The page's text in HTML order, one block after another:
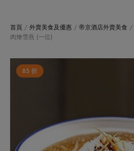
首頁 / 外賣美食及優惠 / 帝京酒店外賣美食 /
肉燴雪燕 (一位)
85 折